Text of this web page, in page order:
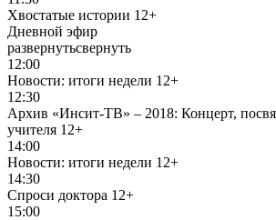
Хвостатые истории 12+
Дневной эфир
развернутьсвернуть
12:00
Новости: итоги недели 12+
12:30
Архив «Инсит-ТВ» – 2018: Концерт,
учителя 12+
14:00
Новости: итоги недели 12+
14:30
Спроси доктора 12+
15:00